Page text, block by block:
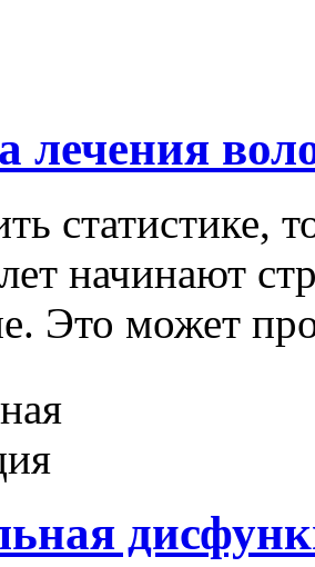
лечения
статистике,
начинают
Это может